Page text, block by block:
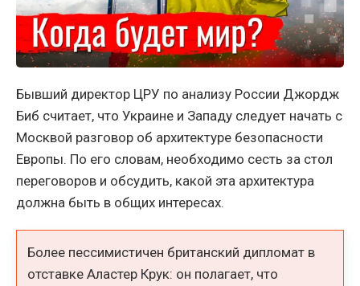
Бывший директор ЦРУ по анализу России Джордж
Биб считает, что Украине и Западу следует начать с
Москвой разговор об архитектуре безопасности
Европы. По его словам, необходимо сесть за стол
переговоров и обсудить, какой эта архитектура
должна быть в общих интересах.
Более пессимистичен британский дипломат в
отставке Аластер Крук: он полагает, что